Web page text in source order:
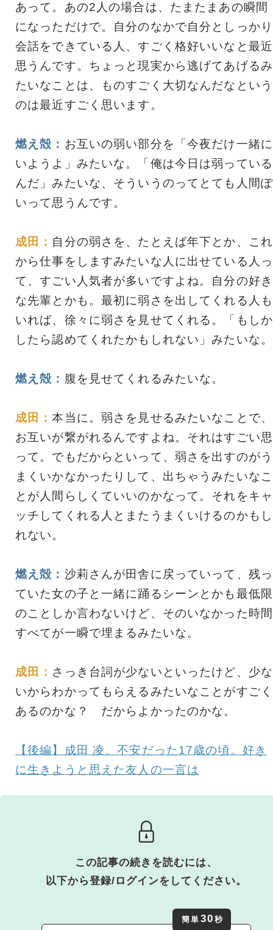
あって。あの2人の場合は、たまたまあの瞬間
になっただけで。自分のなかで自分としっかり
会話をできている人、すごく格好いいなと最近
思うんです。ちょっと現実から逃げてあげるみ
たいなことは、ものすごく大切なんだなという
のは最近すごく思います。
燃え殻： お互いの弱い部分を「今夜だけ一緒に
いようよ」みたいな。「俺は今日は弱っている
んだ」みたいな、そういうのってとても人間ぽ
いって思うんです。
成田： 自分の弱さを、たとえば年下とか、これ
から仕事をしますみたいな人に出せている人っ
て、すごい人気者が多いですよね。自分の好き
な先輩とかも。最初に弱さを出してくれる人も
いれば、徐々に弱さを見せてくれる。「もしか
したら認めてくれたかもしれない」みたいな。
燃え殻： 腹を見せてくれるみたいな。
成田：本当に。弱さを見せるみたいなことで、
お互いが繋がれるんですよね。それはすごい思
って。でもだからといって、弱さを出すのがう
まくいかなかったりして、出ちゃうみたいなこ
とが人間らしくていいのかなって。それをキャ
ッチしてくれる人とまたうまくいけるのかもし
れない。
燃え殻： 沙莉さんが田舎に戻っていって、残っ
ていた女の子と一緒に踊るシーンとかも最低限
のことしか言わないけど、そのいなかった時間
すべてが一瞬で埋まるみたいな。
成田： さっき台詞が少ないといったけど、少な
いからわかってもらえるみたいなことがすごく
あるのかな？ だからよかったのかな。
【後編】成田 凌、不安だった17歳の頃。好き
に生きようと思えた友人の一言は
この記事の続きを読むには、
以下から登録/ログインをしてください。
簡単 30 秒